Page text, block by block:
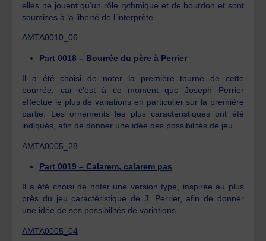
elles ne jouent qu’un rôle rythmique et de bourdon et sont
soumises à la liberté de l’interprète.
AMTA0010_06
Part 0018 – Bourrée du père à Perrier
Il a été choisi de noter la première tourne de cette
bourrée, car c’est à ce moment que Joseph Perrier
effectue le plus de variations en particulier sur la première
partie. Les ornements les plus caractéristiques ont été
indiqués, afin de donner une idée des possibilités de jeu.
AMTA0005_28
Part 0019 – Calarem, calarem pas
Il a été choisi de noter une version type, inspirée au plus
près du jeu caractéristique de J. Perrier, afin de donner
une idée de ses possibilités de variations.
AMTA0005_04